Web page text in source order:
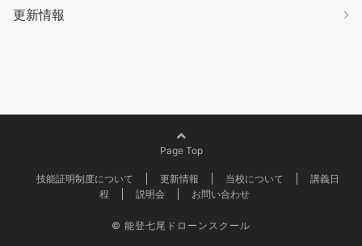
更新情報
Page Top
技能証明制度について 更新情報 当校について
講義日
程
説明会 お問い合わせ
© 能登七尾ドローンスクール